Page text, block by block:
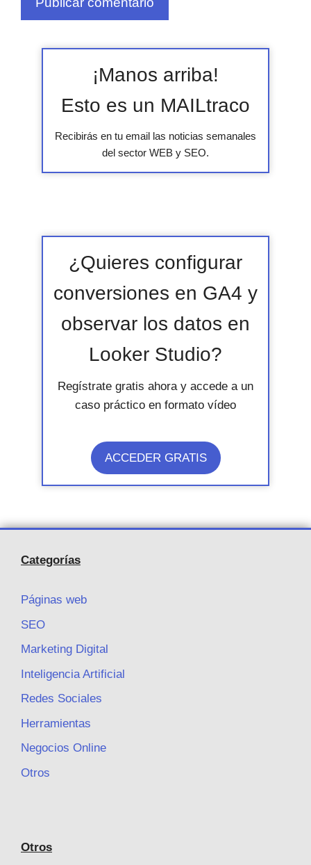
¡Manos arriba!
Esto es un MAILtraco
Recibirás en tu email las noticias semanales
del sector WEB y SEO.
¿Quieres configurar
conversiones en GA4 y
observar los datos en
Looker Studio?
Regístrate gratis ahora y accede a un
caso práctico en formato vídeo
ACCEDER GRATIS
Categorías
Páginas web
SEO
Marketing Digital
Inteligencia Artificial
Redes Sociales
Herramientas
Negocios Online
Otros
Otros